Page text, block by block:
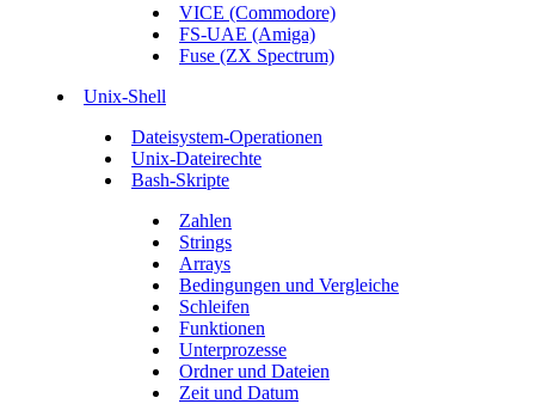
VICE (Commodore)
FS-UAE (Amiga)
Fuse (ZX Spectrum)
Unix-Shell
Dateisystem-Operationen
Unix-Dateirechte
Bash-Skripte
Zahlen
Strings
Arrays
Bedingungen und Vergleiche
Schleifen
Funktionen
Unterprozesse
Ordner und Dateien
Zeit und Datum